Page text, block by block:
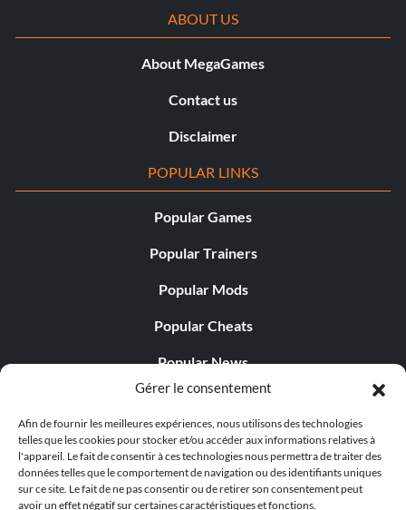
Gérer le consentement
Afin de fournir les meilleures expériences, nous utilisons des technologies
telles que les cookies pour stocker et/ou accéder aux informations relatives à
l'appareil. Le fait de consentir à ces technologies nous permettra de traiter des
données telles que le comportement de navigation ou des identifiants uniques
sur ce site. Le fait de ne pas consentir ou de retirer son consentement peut
avoir un effet négatif sur certaines caractéristiques et fonctions.
ABOUT US
About MegaGames
Contact us
Disclaimer
POPULAR LINKS
Popular Games
Popular Trainers
Popular Mods
Popular Cheats
Popular News
Popular Editorials
Popular Free Games
LATEST UPDATES